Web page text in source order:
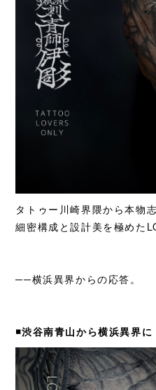
タトゥー川崎界隈から本物
細密構成と設計美を極めた
──横浜異界からの応答。
◾️渋谷南青山から横浜異界に